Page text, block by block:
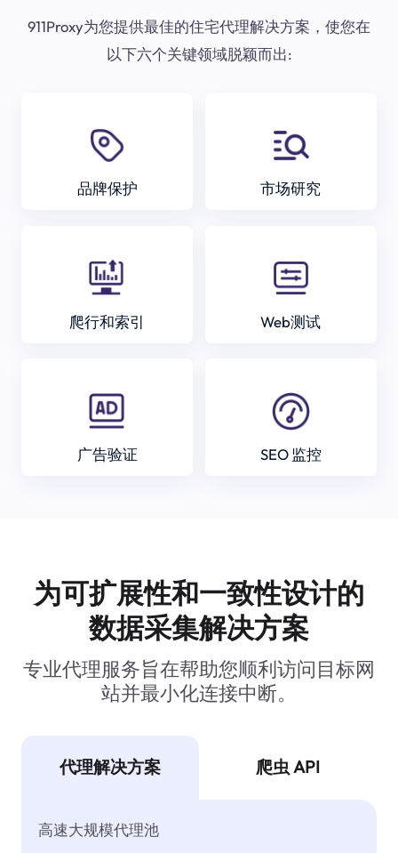
911Proxy为您提供最佳的住宅代理解决方案，使您在
以下六个关键领域脱颖而出:
品牌保护 市场研究
爬行和索引 Web测试
广告验证 SEO 监控
为可扩展性和一致性设计的
数据采集解决方案
专业代理服务旨在帮助您顺利访问目标网
站并最小化连接中断。
代理解决方案 爬虫 API
高速大规模代理池